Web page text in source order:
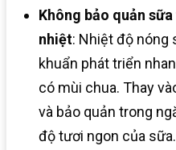
Không bảo quản
nhiệt: Nhiệt độ nóng
khuẩn phát triển
có mùi chua. Thay
và bảo quản trong
độ tươi ngon của sữa.